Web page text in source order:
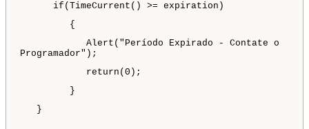
if(TimeCurrent() >= expiration)
{
Alert("Período Expirado - Contate o
Programador");
return(0);
}
}